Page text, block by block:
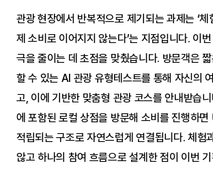
관광 현장에서 반복적으로 제기되는 과제는 ‘
제 소비로 이어지지 않는다’는 지점입니다. 이
극을 줄이는 데 초점을 맞췄습니다. 방문객은
할 수 있는 AI 관광 유형테스트를 통해 자신의
고, 이에 기반한 맞춤형 관광 코스를 안내받습
에 포함된 로컬 상점을 방문해 소비를 진행하면
적립되는 구조로 자연스럽게 연결됩니다. 체험
않고 하나의 참여 흐름으로 설계한 점이 이번